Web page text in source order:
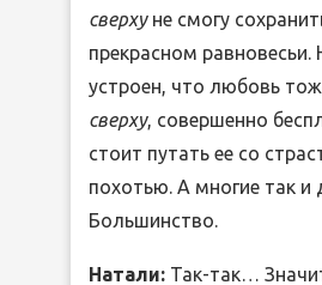
сверхуне смогу
прекрасном равновесьи.
устроен, что любовь
сверху, совершенно
стоит путать ее со
похотью. А многие так и
Большинство.
Натали: Так-так…